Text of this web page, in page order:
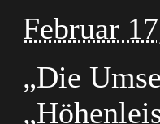
Februar
„Die